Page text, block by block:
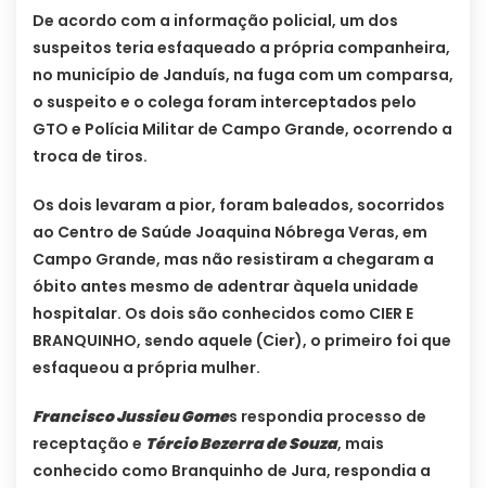
De acordo com a informação policial, um dos
suspeitos teria esfaqueado a própria companheira,
no município de Janduís, na fuga com um comparsa,
o suspeito e o colega foram interceptados pelo
GTO e Polícia Militar de Campo Grande, ocorrendo a
troca de tiros.
Os dois levaram a pior, foram baleados, socorridos
ao Centro de Saúde Joaquina Nóbrega Veras, em
Campo Grande, mas não resistiram a chegaram a
óbito antes mesmo de adentrar àquela unidade
hospitalar. Os dois são conhecidos como CIER E
BRANQUINHO, sendo aquele (Cier), o primeiro foi que
esfaqueou a própria mulher.
Francisco Jussieu Gomes respondia processo de
receptação e Tércio Bezerra de Souza, mais
conhecido como Branquinho de Jura, respondia a